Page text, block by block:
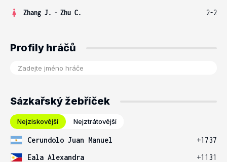
Zhang J. - Zhu C. 2-2
Profily hráčů
Sázkařský žebříček
Nejziskovější Nejztrátovější
Cerundolo Juan Manuel
+1737
Eala Alexandra
+1131